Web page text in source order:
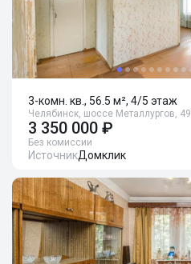
3-комн. кв., 56.5 м², 4/5 этаж
Челябинск, шоссе Металлургов, 49
3 350 000 ₽
Без комиссии
ИсточникДомклик